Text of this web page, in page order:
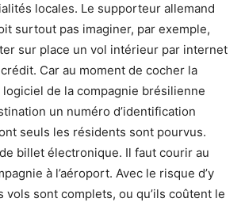
locales. Le supporteur allemand
surtout pas imaginer, par exemple,
sur place un vol intérieur par internet
Car au moment de cocher la
de la compagnie brésilienne
un numéro d’identification
seuls les résidents sont pourvus.
billet électronique. Il faut courir au
à l’aéroport. Avec le risque d’y
vols sont complets, ou qu’ils coûtent le